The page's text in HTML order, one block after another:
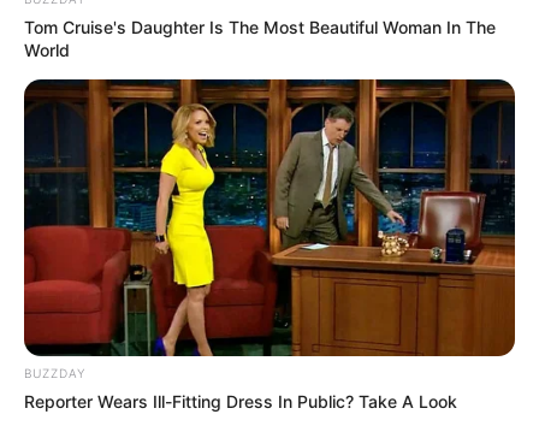
Tags: Death Naveen babu cbi will investigate
Tom Cruise's Daughter Is The Most Beautiful Woman In The
World
BUZZDAY
Reporter Wears Ill-Fitting Dress In Public? Take A Look